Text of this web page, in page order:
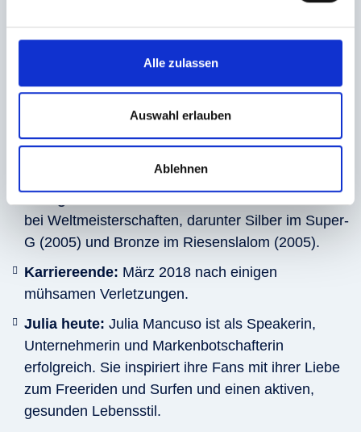
Alle zulassen
Auswahl erlauben
Ablehnen
Olympische Erfolge:
2006 in Turin: Gold im Riesenslalom
2010 in Vancouver: Silber im Super-G und in der
2014 in Sotschi: Bronze in der Super-
bei Weltmeisterschaften, darunter Silber im Super-
G (2005) und Bronze im Riesenslalom (2005).
Karriereende: März 2018 nach einigen
mühsamen Verletzungen.
Julia heute: Julia Mancuso ist als Speakerin,
Unternehmerin und Markenbotschafterin
erfolgreich. Sie inspiriert ihre Fans mit ihrer Liebe
zum Freeriden und Surfen und einen aktiven,
gesunden Lebensstil.